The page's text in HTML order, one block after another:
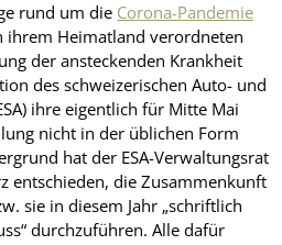
rund um die Corona-Pandemie
ihrem Heimatland verordneten
der ansteckenden Krankheit
des schweizerischen Auto- und
ihre eigentlich für Mitte Mai
nicht in der üblichen Form
hat der ESA-Verwaltungsrat
entschieden, die Zusammenkunft
sie in diesem Jahr „schriftlich
durchzuführen. Alle dafür